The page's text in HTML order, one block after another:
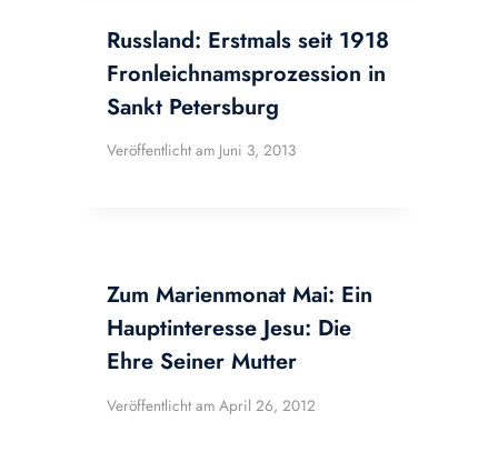
Russland: Erstmals seit 1918
Fronleichnamsprozession in
Sankt Petersburg
Veröffentlicht am Juni 3, 2013
Zum Marienmonat Mai: Ein
Hauptinteresse Jesu: Die
Ehre Seiner Mutter
Veröffentlicht am April 26, 2012